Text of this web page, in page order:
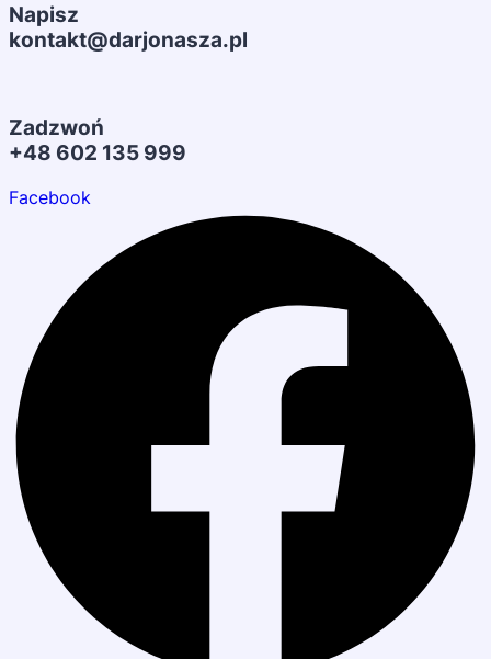
Napisz
kontakt@darjonasza.pl
Zadzwoń
+48 602 135 999
Facebook